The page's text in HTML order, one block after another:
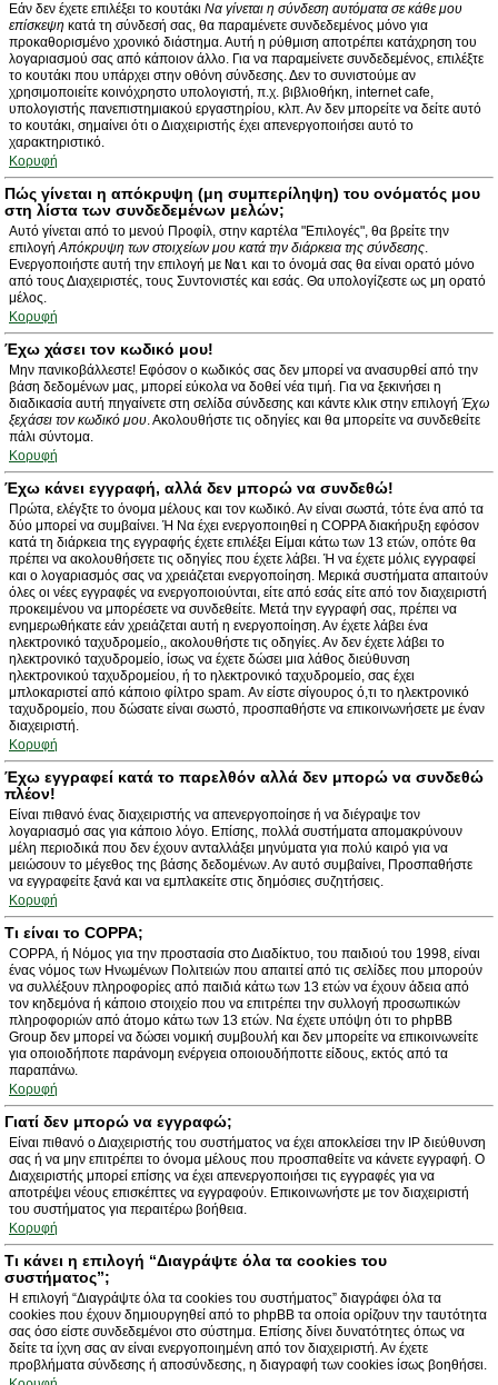
Εάν δεν έχετε επιλέξει το κουτάκι Να γίνεται η σύνδεση αυτόματα σε κάθε μου
επίσκεψη κατά τη σύνδεσή σας, θα παραμένετε συνδεδεμένος μόνο για
προκαθορισμένο χρονικό διάστημα. Αυτή η ρύθμιση αποτρέπει κατάχρηση του
λογαριασμού σας από κάποιον άλλο. Για να παραμείνετε συνδεδεμένος, επιλέξτε
το κουτάκι που υπάρχει στην οθόνη σύνδεσης. Δεν το συνιστούμε αν
χρησιμοποιείτε κοινόχρηστο υπολογιστή, π.χ. βιβλιοθήκη, internet cafe,
υπολογιστής πανεπιστημιακού εργαστηρίου, κλπ. Αν δεν μπορείτε να δείτε αυτό
το κουτάκι, σημαίνει ότι ο Διαχειριστής έχει απενεργοποιήσει αυτό το
χαρακτηριστικό.
Κορυφή
Πώς γίνεται η απόκρυψη (μη συμπερίληψη) του ονόματός μου
στη λίστα των συνδεδεμένων μελών;
Αυτό γίνεται από το μενού Προφίλ, στην καρτέλα "Επιλογές", θα βρείτε την
επιλογήΑπόκρυψη των στοιχείων μου κατά την διάρκεια της σύνδεσης.
Ενεργοποιήστε αυτή την επιλογή με Ναι και το όνομά σας θα είναι ορατό μόνο
από τους Διαχειριστές, τους Συντονιστές και εσάς. Θα υπολογίζεστε ως μη ορατό
μέλος.
Κορυφή
Έχω χάσει τον κωδικό μου!
Μην πανικοβάλλεστε! Εφόσον ο κωδικός σας δεν μπορεί να ανασυρθεί από την
βάση δεδομένων μας, μπορεί εύκολα να δοθεί νέα τιμή. Για να ξεκινήσει η
διαδικασία αυτή πηγαίνετε στη σελίδα σύνδεσης και κάντε κλικ στην επιλογή Έχω
ξεχάσει τον κωδικό μου. Ακολουθήστε τις οδηγίες και θα μπορείτε να συνδεθείτε
πάλι σύντομα.
Κορυφή
Έχω κάνει εγγραφή, αλλά δεν μπορώ να συνδεθώ!
Πρώτα, ελέγξτε το όνομα μέλους και τον κωδικό. Αν είναι σωστά, τότε ένα από τα
δύο μπορεί να συμβαίνει. Ή Να έχει ενεργοποιηθεί η COPPA διακήρυξη εφόσον
κατά τη διάρκεια της εγγραφής έχετε επιλέξει Είμαι κάτω των 13 ετών, οπότε θα
πρέπει να ακολουθήσετε τις οδηγίες που έχετε λάβει. Ή να έχετε μόλις εγγραφεί
και ο λογαριασμός σας να χρειάζεται ενεργοποίηση. Μερικά συστήματα απαιτούν
όλες οι νέες εγγραφές να ενεργοποιούνται, είτε από εσάς είτε από τον διαχειριστή
προκειμένου να μπορέσετε να συνδεθείτε. Μετά την εγγραφή σας, πρέπει να
ενημερωθήκατε εάν χρειάζεται αυτή η ενεργοποίηση. Αν έχετε λάβει ένα
ηλεκτρονικό ταχυδρομείο,, ακολουθήστε τις οδηγίες. Αν δεν έχετε λάβει το
ηλεκτρονικό ταχυδρομείο, ίσως να έχετε δώσει μια λάθος διεύθυνση
ηλεκτρονικού ταχυδρομείου, ή το ηλεκτρονικό ταχυδρομείο, σας έχει
μπλοκαριστεί από κάποιο φίλτρο spam. Αν είστε σίγουρος ό,τι το ηλεκτρονικό
ταχυδρομείο, που δώσατε είναι σωστό, προσπαθήστε να επικοινωνήσετε με έναν
διαχειριστή.
Κορυφή
Έχω εγγραφεί κατά το παρελθόν αλλά δεν μπορώ να συνδεθώ
πλέον!
Είναι πιθανό ένας διαχειριστής να απενεργοποίησε ή να διέγραψε τον
λογαριασμό σας για κάποιο λόγο. Επίσης, πολλά συστήματα απομακρύνουν
μέλη περιοδικά που δεν έχουν ανταλλάξει μηνύματα για πολύ καιρό για να
μειώσουν το μέγεθος της βάσης δεδομένων. Αν αυτό συμβαίνει, Προσπαθήστε
να εγγραφείτε ξανά και να εμπλακείτε στις δημόσιες συζητήσεις.
Κορυφή
Τι είναι το COPPA;
COPPA, ή Νόμος για την προστασία στο Διαδίκτυο, του παιδιού του 1998, είναι
ένας νόμος των Ηνωμένων Πολιτειών που απαιτεί από τις σελίδες που μπορούν
να συλλέξουν πληροφορίες από παιδιά κάτω των 13 ετών να έχουν άδεια από
τον κηδεμόνα ή κάποιο στοιχείο που να επιτρέπει την συλλογή προσωπικών
πληροφοριών από άτομο κάτω των 13 ετών. Να έχετε υπόψη ότι το phpBB
Group δεν μπορεί να δώσει νομική συμβουλή και δεν μπορείτε να επικοινωνείτε
για οποιοδήποτε παράνομη ενέργεια οποιουδήποττε είδους, εκτός από τα
παραπάνω.
Κορυφή
Γιατί δεν μπορώ να εγγραφώ;
Είναι πιθανό ο Διαχειριστής του συστήματος να έχει αποκλείσει την IP διεύθυνση
σας ή να μην επιτρέπει το όνομα μέλους που προσπαθείτε να κάνετε εγγραφή. Ο
Διαχειριστής μπορεί επίσης να έχει απενεργοποιήσει τις εγγραφές για να
αποτρέψει νέους επισκέπτες να εγγραφούν. Επικοινωνήστε με τον διαχειριστή
του συστήματος για περαιτέρω βοήθεια.
Κορυφή
Τι κάνει η επιλογή “Διαγράψτε όλα τα cookies του
συστήματος”;
Η επιλογή “Διαγράψτε όλα τα cookies του συστήματος” διαγράφει όλα τα
cookies που έχουν δημιουργηθεί από το phpBB τα οποία ορίζουν την ταυτότητα
σας όσο είστε συνδεδεμένοι στο σύστημα. Επίσης δίνει δυνατότητες όπως να
δείτε τα ίχνη σας αν είναι ενεργοποιημένη από τον διαχειριστή. Αν έχετε
προβλήματα σύνδεσης ή αποσύνδεσης, η διαγραφή των cookies ίσως βοηθήσει.